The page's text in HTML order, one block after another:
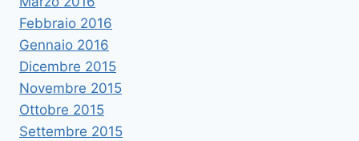
Febbraio 2016
Gennaio 2016
Dicembre 2015
Novembre 2015
Ottobre 2015
Settembre 2015